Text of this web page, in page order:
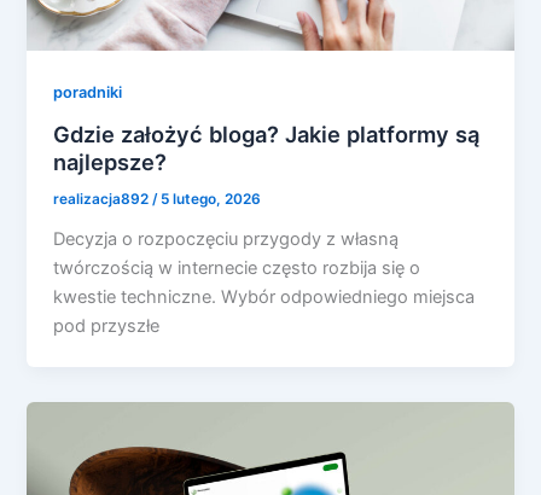
poradniki
Gdzie założyć bloga? Jakie platformy są
najlepsze?
realizacja892/ 5 lutego, 2026
Decyzja o rozpoczęciu przygody z własną
twórczością w internecie często rozbija się o
kwestie techniczne. Wybór odpowiedniego miejsca
pod przyszłe